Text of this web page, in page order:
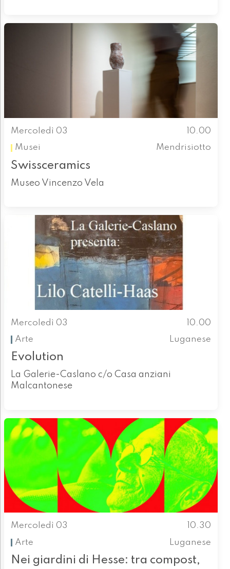
Mercoledì 03
10.00
Musei
Mendrisiotto
Swissceramics
Museo Vincenzo Vela
Mercoledì 03
10.00
Arte
Luganese
Evolution
La Galerie-Caslano c/o Casa anziani
Malcantonese
Mercoledì 03
10.30
Arte
Luganese
Nei giardini di Hesse: tra compost,